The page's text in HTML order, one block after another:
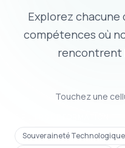
Explorez
compétences où
rencontrent
Touchez une
Souveraineté Technologique